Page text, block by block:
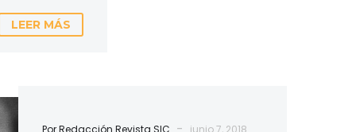
y el científico
Sánchez…
LEER MÁS
Por Redacción Revista SIC junio 7, 2018